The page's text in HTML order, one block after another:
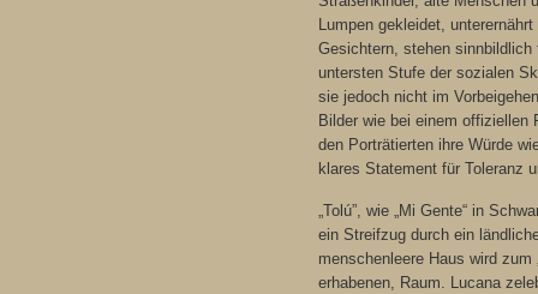
Lumpen gekleidet,
Gesichtern, stehen sinnbildlich
untersten Stufe der sozialen
sie jedoch nicht im
Bilder wie bei einem offiziellen
den Porträtierten ihre Würde
klares Statement für Toleranz
„Tolú”, wie „Mi Gente“ in
ein Streifzug durch ein
menschenleere Haus wird zum
erhabenen, Raum. Lucana